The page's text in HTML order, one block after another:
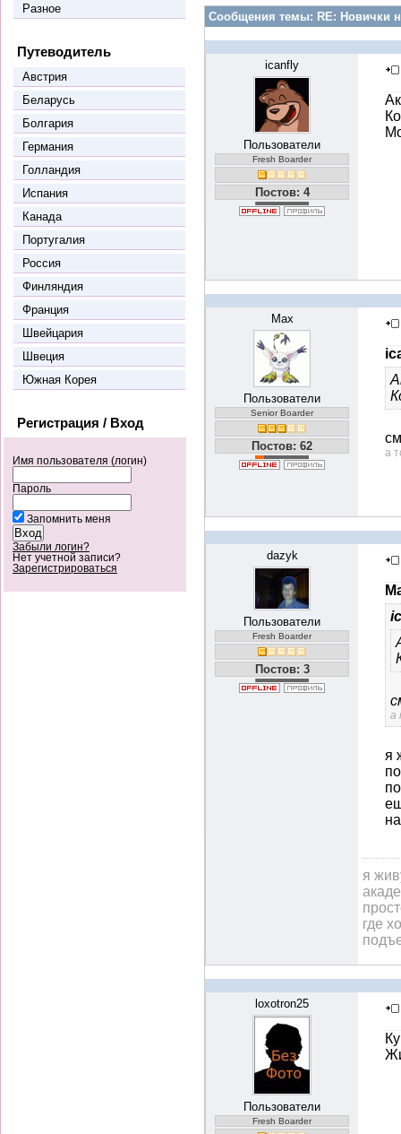
Разное
Путеводитель
Австрия
Беларусь
Болгария
Германия
Голландия
Испания
Канада
Португалия
Россия
Финляндия
Франция
Швейцария
Швеция
Южная Корея
Регистрация / Вход
Имя пользователя (логин)
Пароль
Запомнить меня
Забыли логин?
Нет учетной записи?
Зарегистрироваться
Сообщения темы: RE: Новички
icanfly
Пользователи
Fresh Boarder
Постов: 4
Max
Пользователи
Senior Boarder
Постов: 62 а
dazyk
Пользователи
Fresh Boarder
Постов: 3
а
я
я
где
loxotron25
Пользователи
Fresh Boarder